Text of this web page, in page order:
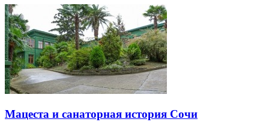
Мацеста и санаторная история Сочи